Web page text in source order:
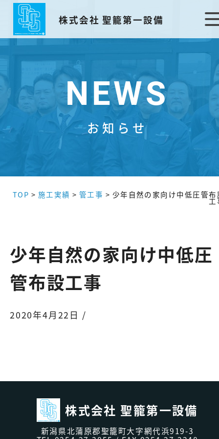
株式会社 聖籠第一設備
NEWS
お知らせ
TOP > 施工実績 > 管工事 > 少年自然の家向け中低圧管布
工
少年自然の家向け中低圧
管布設工事
2020年4月22日 /
株式会社 聖籠第一設備
新潟県北蒲原郡聖籠町大字網代浜919-3